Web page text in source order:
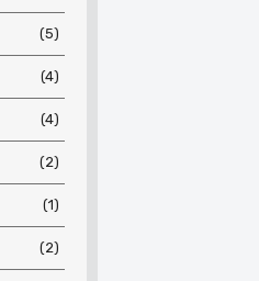
(5)
(4)
(4)
(2)
(1)
(2)